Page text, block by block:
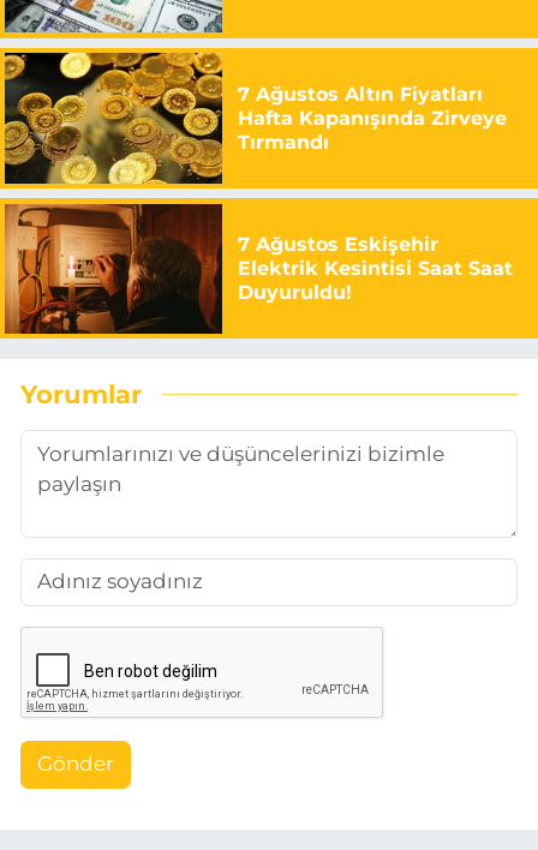
7 Ağustos Altın Fiyatları
Hafta Kapanışında Zirveye
Tırmandı
7 Ağustos Eskişehir
Elektrik Kesintisi Saat Saat
Duyuruldu!
Yorumlar
Gönder